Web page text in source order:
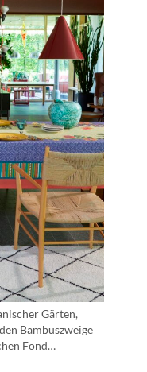
Gärten,
Bambuszweige
Fond…